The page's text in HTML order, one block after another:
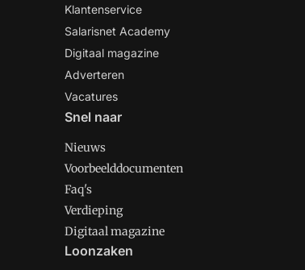
Klantenservice
Salarisnet Academy
Digitaal magazine
Adverteren
Vacatures
Snel naar
Nieuws
Voorbeelddocumenten
Faq's
Verdieping
Digitaal magazine
Loonzaken